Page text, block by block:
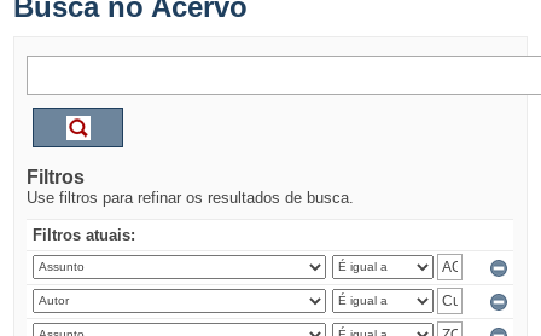
Busca no Acervo
Filtros
Use filtros para refinar os resultados de busca.
Filtros atuais: